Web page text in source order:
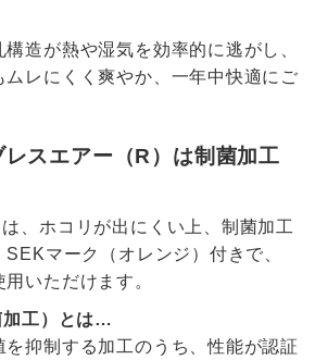
造が熱や湿気を効率的に逃がし、
レにくく爽やか、一年中快適にご
レスエアー（R）は制菌加工
、ホコリが出にくい上、制菌加工
マーク（オレンジ）付きで、
いただけます。
加工）とは…
抑制する加工のうち、性能が認証